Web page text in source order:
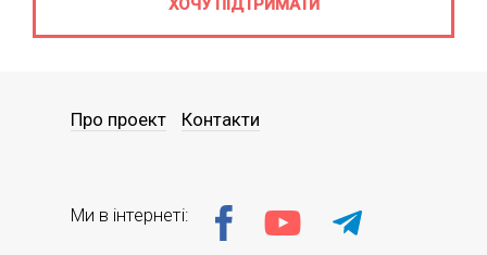
ХОЧУ ПІДТРИМАТИ
Про проект Контакти
Ми в інтернеті: